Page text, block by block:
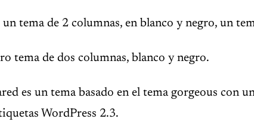
un tema de 2 columnas, en blanco y negro, un
tema de dos columnas, blanco y negro.
es un tema basado en el tema gorgeous con
WordPress 2.3.